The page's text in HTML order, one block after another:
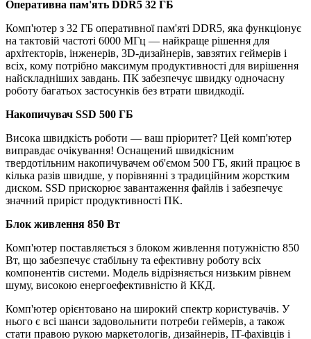
Оперативна пам'ять DDR5 32 ГБ
Комп'ютер з 32 ГБ оперативної пам'яті DDR5, яка функціонує
на тактовій частоті 6000 МГц — найкраще рішення для
архітекторів, інженерів, 3D-дизайнерів, завзятих геймерів і
всіх, кому потрібно максимум продуктивності для вирішення
найскладніших завдань. ПК забезпечує швидку одночасну
роботу багатьох застосунків без втрати швидкодії.
Накопичувач SSD 500 ГБ
Висока швидкість роботи — ваш пріоритет? Цей комп'ютер
виправдає очікування! Оснащений швидкісним
твердотільним накопичувачем об'ємом 500 ГБ, який працює в
кілька разів швидше, у порівнянні з традиційним жорстким
диском. SSD прискорює завантаження файлів і забезпечує
значний приріст продуктивності ПК.
Блок живлення 850 Вт
Комп'ютер поставляється з блоком живлення потужністю 850
Вт, що забезпечує стабільну та ефективну роботу всіх
компонентів системи. Модель відрізняється низьким рівнем
шуму, високою енергоефективністю й ККД.
Комп'ютер орієнтовано на широкий спектр користувачів. У
нього є всі шанси задовольнити потреби геймерів, а також
стати правою рукою маркетологів, дизайнерів, IT-фахівців і